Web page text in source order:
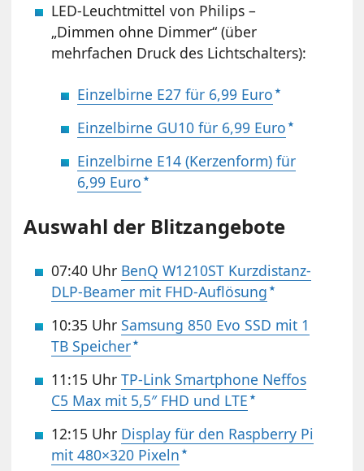
LED-Leuchtmittel von Philips –
„Dimmen ohne Dimmer“ (über
mehrfachen Druck des Lichtschalters):
Einzelbirne E27 für 6,99 Euro
Einzelbirne GU10 für 6,99 Euro
Einzelbirne E14 (Kerzenform) für
6,99 Euro
Auswahl der Blitzangebote
07:40 Uhr BenQ W1210ST Kurzdistanz-
DLP-Beamer mit FHD-Auflösung
10:35 UhrSamsung 850 Evo SSD mit 1
TB Speicher
11:15 UhrTP-Link Smartphone Neffos
C5 Max mit 5,5″ FHD und LTE
12:15 Uhr Display für den Raspberry Pi
mit 480×320 Pixeln